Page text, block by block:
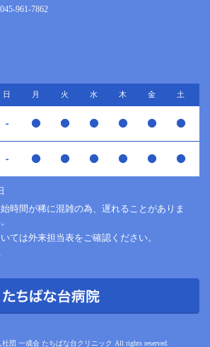
961-7862
日 月 火 水 木 金 土
時間が稀に混雑の為、遅れることがありま
ては外来担当表をご確認ください。
団 一成会 たちばな台クリニック All rights reserved.